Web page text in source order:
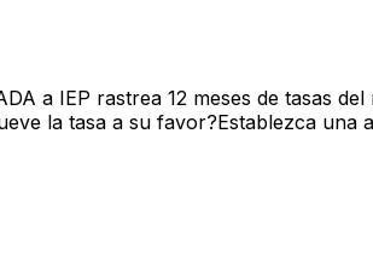
a IEP rastrea 12 meses de tasas
la tasa a su favor?Establezca